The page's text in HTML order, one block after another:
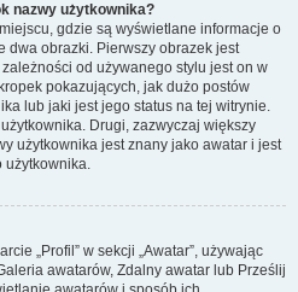
nazwy użytkownika?
gdzie są wyświetlane informacje o
dwa obrazki. Pierwszy obrazek jest
od używanego stylu jest on w
pokazujących, jak dużo postów
lub jaki jest jego status na tej witrynie.
Drugi, zazwyczaj większy
użytkownika jest znany jako awatar i jest
użytkownika.
„Profil” w sekcji „Awatar”, używając
awatarów, Zdalny awatar lub Prześlij